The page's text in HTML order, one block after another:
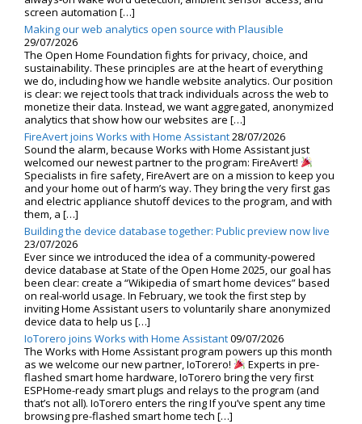
screen automation […]
Making our web analytics open source with Plausible
29/07/2026
The Open Home Foundation fights for privacy, choice, and
sustainability. These principles are at the heart of everything
we do, including how we handle website analytics. Our position
is clear: we reject tools that track individuals across the web to
monetize their data. Instead, we want aggregated, anonymized
analytics that show how our websites are […]
FireAvert joins Works with Home Assistant28/07/2026
Sound the alarm, because Works with Home Assistant just
welcomed our newest partner to the program: FireAvert!
Specialists in fire safety, FireAvert are on a mission to keep you
and your home out of harm’s way. They bring the very first gas
and electric appliance shutoff devices to the program, and with
them, a […]
Building the device database together: Public preview now live
23/07/2026
Ever since we introduced the idea of a community-powered
device database at State of the Open Home 2025, our goal has
been clear: create a “Wikipedia of smart home devices” based
on real-world usage. In February, we took the first step by
inviting Home Assistant users to voluntarily share anonymized
device data to help us […]
IoTorero joins Works with Home Assistant09/07/2026
The Works with Home Assistant program powers up this month
as we welcome our new partner, IoTorero!
Experts in pre-
flashed smart home hardware, IoTorero bring the very first
ESPHome-ready smart plugs and relays to the program (and
that’s not all). IoTorero enters the ring If you’ve spent any time
browsing pre-flashed smart home tech […]